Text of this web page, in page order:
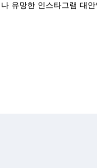
유망한 인스타그램 대안